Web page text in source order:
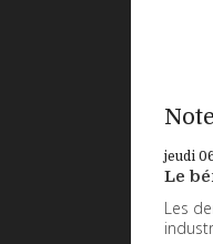
jeudi
Le
Les